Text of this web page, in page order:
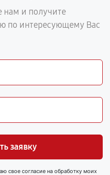
нам и получите
по интересующему Вас
заявку
свое согласие на обработку моих